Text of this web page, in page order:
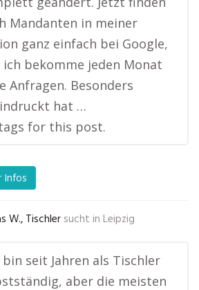
Mandanten in meiner
ganz einfach bei Google,
ich bekomme jeden Monat
Anfragen. Besonders
hat …
for this post.
Infos
W., Tischler sucht in Leipzig
bin seit Jahren als Tischler
aber die meisten